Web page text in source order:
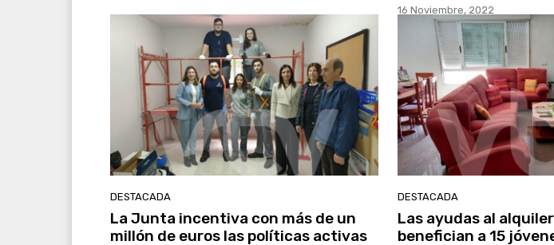
16 Noviembre, 2022
DESTACADA
La Junta incentiva con más de un
millón de euros las políticas activas
DESTACADA
Las ayudas al
benefician a 15